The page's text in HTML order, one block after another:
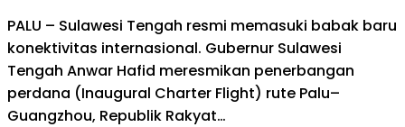
PALU – Sulawesi Tengah resmi memasuki babak baru
konektivitas internasional. Gubernur Sulawesi
Tengah Anwar Hafid meresmikan penerbangan
perdana (Inaugural Charter Flight) rute Palu–
Guangzhou, Republik Rakyat…